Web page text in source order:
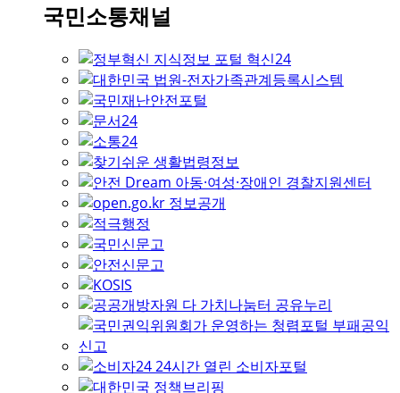
국민소통채널